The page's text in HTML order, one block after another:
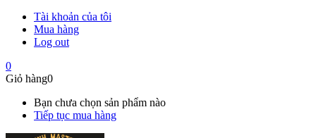
Tài khoản của tôi
Mua hàng
Log out
0
Giỏ hàng0
Bạn chưa chọn sản phẩm nào
Tiếp tục mua hàng